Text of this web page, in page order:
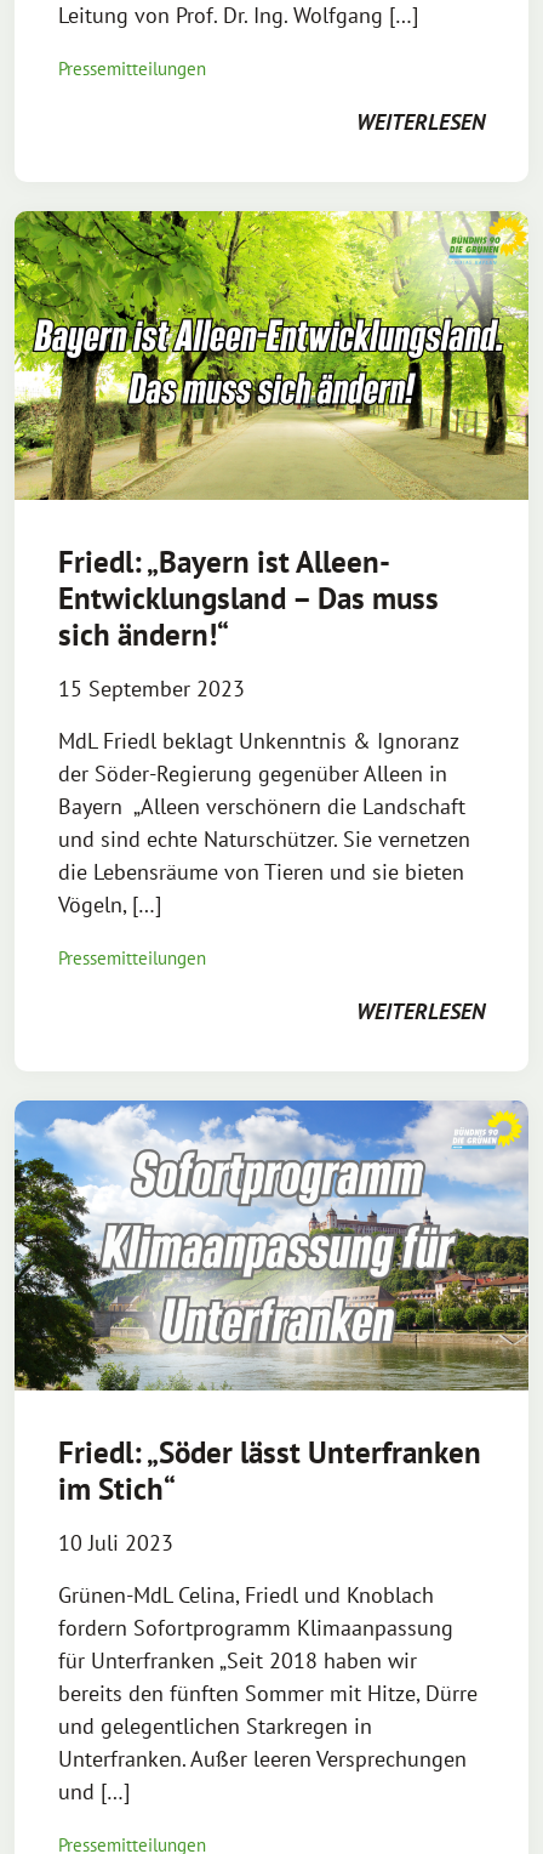
Leitung von Prof. Dr. Ing. Wolfgang […]
Pressemitteilungen
WEITERLESEN
Friedl: „Bayern ist Alleen-
Entwicklungsland – Das muss
sich ändern!“
15 September 2023
MdL Friedl beklagt Unkenntnis & Ignoranz
der Söder-Regierung gegenüber Alleen in
Bayern „Alleen verschönern die Landschaft
und sind echte Naturschützer. Sie vernetzen
die Lebensräume von Tieren und sie bieten
Vögeln, […]
Pressemitteilungen
WEITERLESEN
Friedl: „Söder lässt Unterfranken
im Stich“
10 Juli 2023
Grünen-MdL Celina, Friedl und Knoblach
fordern Sofortprogramm Klimaanpassung
für Unterfranken „Seit 2018 haben wir
bereits den fünften Sommer mit Hitze, Dürre
und gelegentlichen Starkregen in
Unterfranken. Außer leeren Versprechungen
und […]
Pressemitteilungen